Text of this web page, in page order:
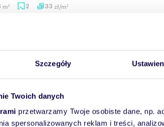
Szczegóły
Twoich danych
przetwarzamy Twoje osobiste dane, np.
spersonalizowanych reklam i treści,
m2 2 33 zł/m2
dwupokojowe mieszkanie o powierzchni
Więcej